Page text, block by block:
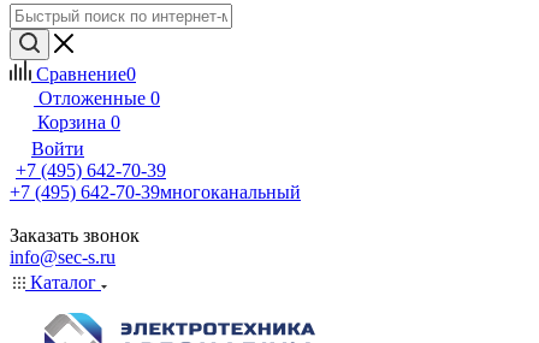
Сравнение0
Отложенные 0
Корзина 0
Войти
+7 (495) 642-70-39
+7 (495) 642-70-39многоканальный
Заказать звонок
info@sec-s.ru
Каталог